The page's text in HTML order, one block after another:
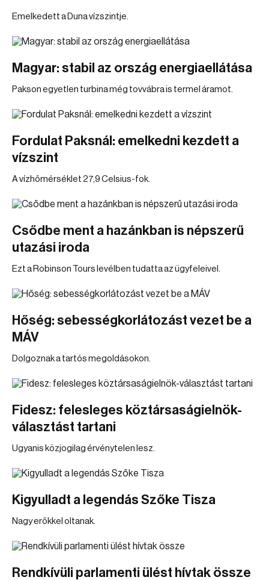
Emelkedett a Duna vízszintje.
Magyar: stabil az ország energiaellátása
Pakson egyetlen turbina még tovvábra is termel áramot.
Fordulat Paksnál: emelkedni kezdett a
vízszint
A vízhőmérséklet 27,9 Celsius-fok.
Csődbe ment a hazánkban is népszerű
utazási iroda
Ezt a Robinson Tours levélben tudatta az ügyfeleivel.
Hőség: sebességkorlátozást vezet be a
MÁV
Dolgoznak a tartós megoldásokon.
Fidesz: felesleges köztársaságielnök-
választást tartani
Ugyanis közjogilag érvénytelen lesz.
Kigyulladt a legendás Szőke Tisza
Nagy erőkkel oltanak.
Rendkívüli parlamenti ülést hívtak össze